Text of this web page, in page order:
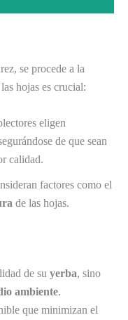
se procede a la
hojas es crucial:
eligen
de que sean
calidad.
factores como el
de las hojas.
de su yerba, sino
ambiente.
que minimizan el